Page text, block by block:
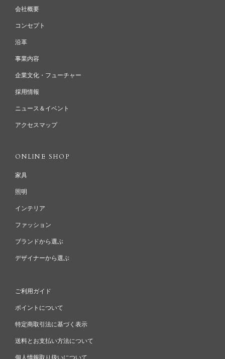
会社概要
コンセプト
沿革
事業内容
企業文化・フューチャー
採用情報
ニュース＆イベント
アクセスマップ
ONLINE SHOP
家具
照明
インテリア
ファッション
ブランドから選ぶ
デザイナーから選ぶ
ご利用ガイド
ポイントについて
特定商取引法に基づく表示
送料とお支払い方法について